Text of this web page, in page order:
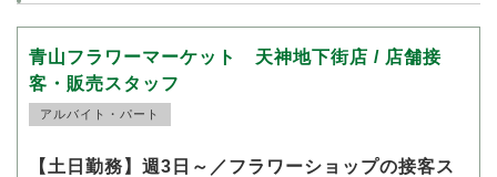
青山フラワーマーケット 天神地下街店 / 店舗接
客・販売スタッフ
アルバイト・パート
【土日勤務】週3日～／フラワーショップの接客ス